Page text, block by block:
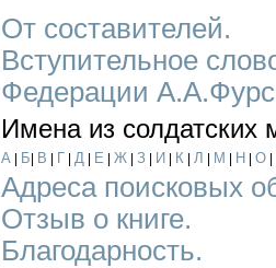
От составителей.
Вступительное
Федерации
Имена из солдатских
А Б В Г Д Е Ж З И К Л М Н О
Адреса поисковых
Отзыв о книге.
Благодарность.